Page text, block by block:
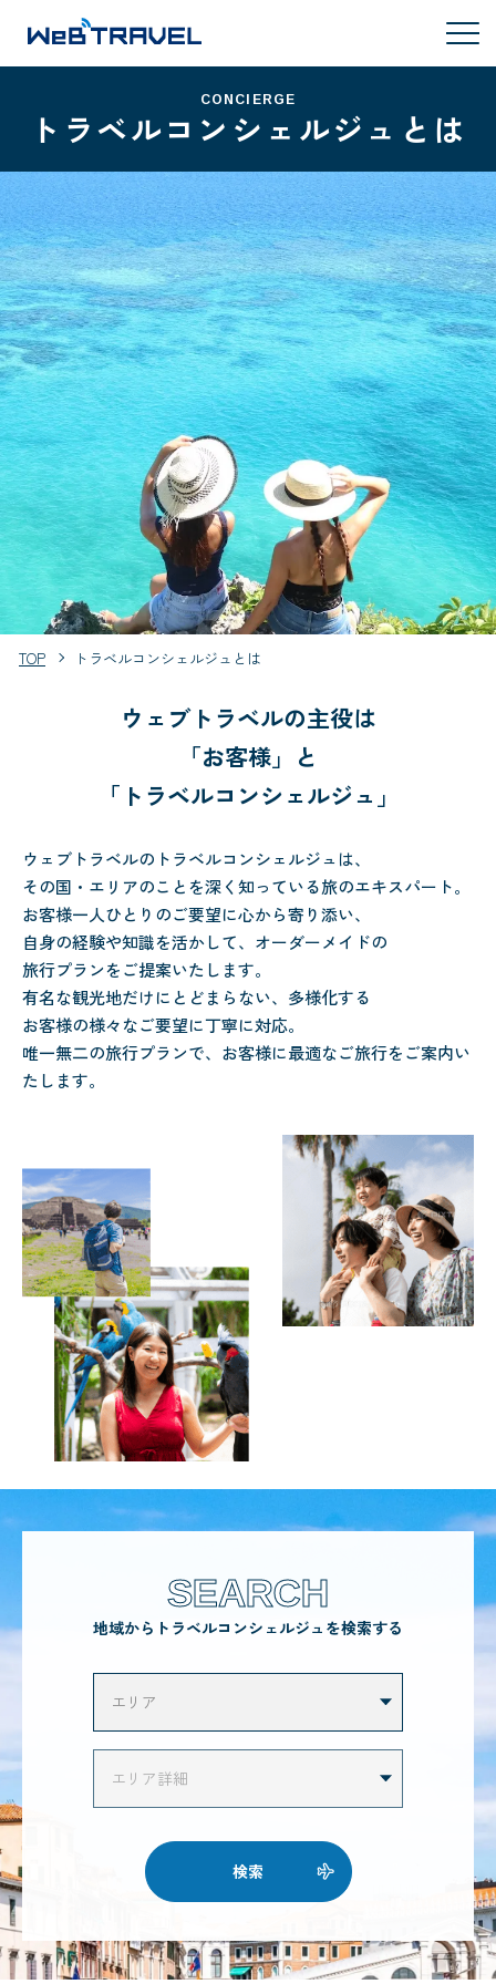
CONCIERGE
トラベルコンシェルジュとは
TOP トラベルコンシェルジュとは
ウェブトラベルの主役は
「お客様」と
「トラベルコンシェルジュ」
ウェブトラベルのトラベルコンシェルジュは、
その国・エリアのことを深く知っている旅のエキスパート。
お客様一人ひとりのご要望に心から寄り添い、
自身の経験や知識を活かして、オーダーメイドの
旅行プランをご提案いたします。
有名な観光地だけにとどまらない、多様化する
お客様の様々なご要望に丁寧に対応。
唯一無二の旅行プランで、お客様に最適なご旅行をご案内い
たします。
SEARCH
地域からトラベルコンシェルジュを検索する
検索